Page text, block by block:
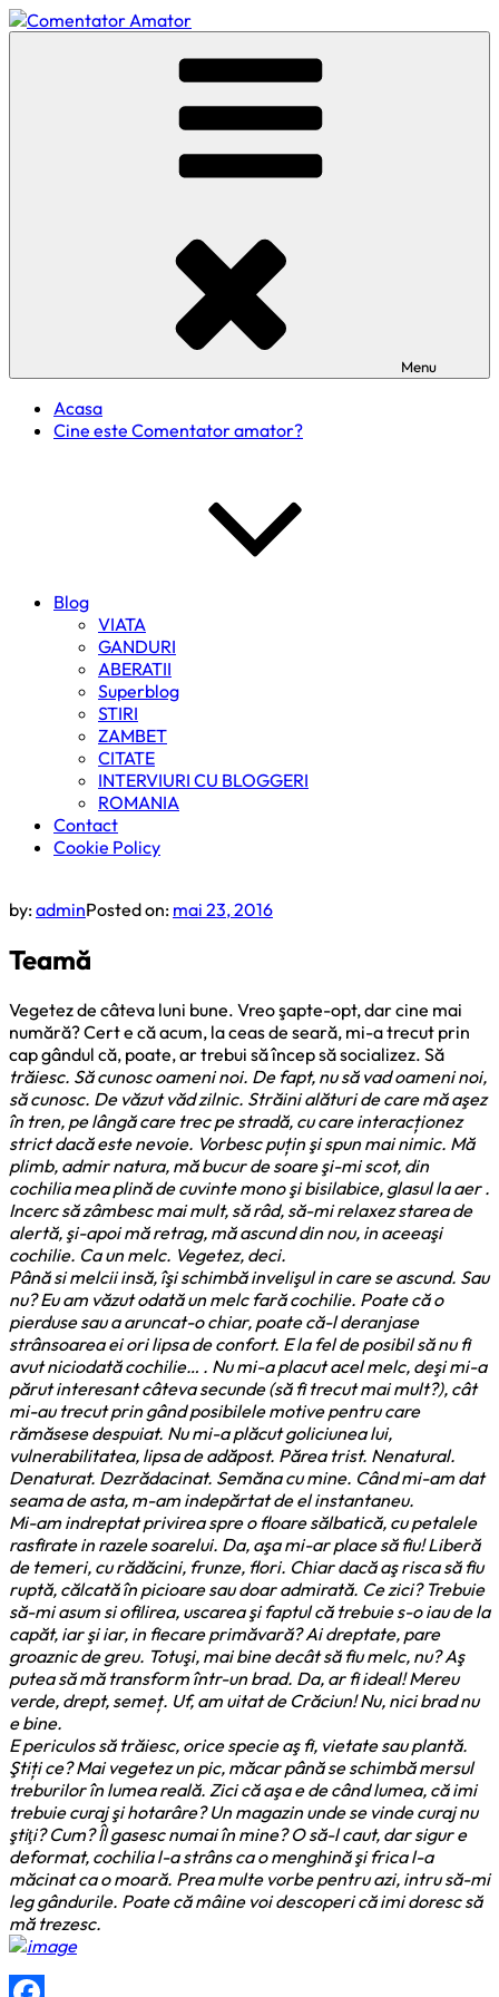
Skip
to
Menu
Acasa
Cine este Comentator amator?
Blog
VIATA
GANDURI
ABERATII
Superblog
STIRI
ZAMBET
CITATE
INTERVIURI CU BLOGGERI
ROMANIA
Contact
Cookie Policy
by:adminPosted on: mai 23, 2016
Teamă
Vegetez de câteva luni bune. Vreo şapte-opt, dar cine mai
numără? Cert e că acum, la ceas de seară, mi-a trecut prin
cap gândul că, poate, ar trebui să încep să socializez. Să
trăiesc. Să cunosc oameni noi. De fapt, nu să vad oameni noi,
săcunosc. De văzut văd zilnic. Străini alături de care mă aşez
în tren, pe lângă care trec pe stradă, cu care interacționez
strict dacă este nevoie. Vorbesc puțin şi spun mai nimic. Mă
plimb, admir natura, mă bucur de soare şi-mi scot, din
cochilia mea plină de cuvinte mono şi bisilabice, glasul la aer .
Incerc să zâmbesc mai mult, să râd, să-mi relaxez starea de
alertă, şi-apoi mă retrag, mă ascund din nou, in aceeaşi
cochilie. Ca un melc. Vegetez, deci.
Până si melcii insă, îşi schimbă invelişul in care se ascund. Sau
nu? Eu am văzut odată un melc fară cochilie. Poate că o
pierduse sau a aruncat-o chiar, poate că-l deranjase
strânsoarea ei ori lipsa de confort. E la fel de posibil să nu fi
avut niciodată cochilie… . Nu mi-a placut acel melc, deşi mi-a
părut interesant câteva secunde (să fi trecut mai mult?), cât
mi-au trecut prin gând posibilele motive pentru care
rămăsese despuiat. Nu mi-a plăcut goliciunea lui,
vulnerabilitatea, lipsa de adăpost. Părea trist. Nenatural.
Denaturat. Dezrădacinat. Semăna cu mine. Când mi-am dat
seama de asta, m-am indepărtat de el instantaneu.
Mi-am indreptat privirea spre o floare sălbatică, cu petalele
rasfirate in razele soarelui. Da, aşa mi-ar place să fiu! Liberă
de temeri, cu rădăcini, frunze, flori. Chiar dacă aş risca să fiu
ruptă, călcată în picioare sau doar admirată. Ce zici? Trebuie
să-mi asum si ofilirea, uscarea şi faptul că trebuie s-o iau de la
capăt, iar şi iar, in fiecare primăvară? Ai dreptate, pare
groaznic de greu. Totuşi, mai bine decât să fiu melc, nu? Aş
putea să mă transform într-un brad. Da, ar fi ideal! Mereu
verde, drept, semeț. Uf, am uitat de Crăciun! Nu, nici brad nu
e bine.
E periculos să trăiesc, orice specie aş fi, vietate sau plantă.
Ştiți ce? Mai vegetez un pic, măcar până se schimbă mersul
treburilor în lumea reală. Zici că aşa e de când lumea, că imi
trebuie curaj şi hotarâre? Un magazin unde se vindecurajnu
ştiţi? Cum? Îl gasesc numaiîn mine? O să-l caut, dar sigur e
deformat, cochilia l-a strâns ca o menghină şi frica l-a
măcinat ca o moară. Prea multe vorbe pentru azi, intru să-mi
leg gândurile. Poate că mâine voi descoperi că imi doresc să
mă trezesc.